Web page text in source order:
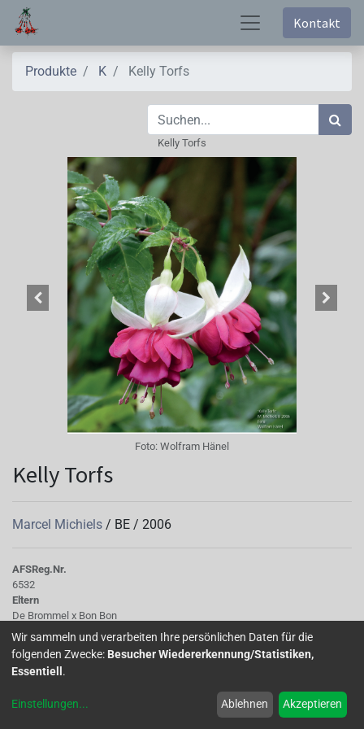
Kontakt
Produkte K Kelly Torfs
Kelly Torfs
Foto: Wolfram Hänel
Kelly Torfs
Marcel Michiels / BE / 2006
AFSReg.Nr.
6532
Eltern
De Brommel x Bon Bon
Home
Wir sammeln und verarbeiten Ihre persönlichen Daten für die
folgenden Zwecke: Besucher Wiedererkennung/Statistiken,
Essentiell .
Einstellungen... Ablehnen Akzeptieren